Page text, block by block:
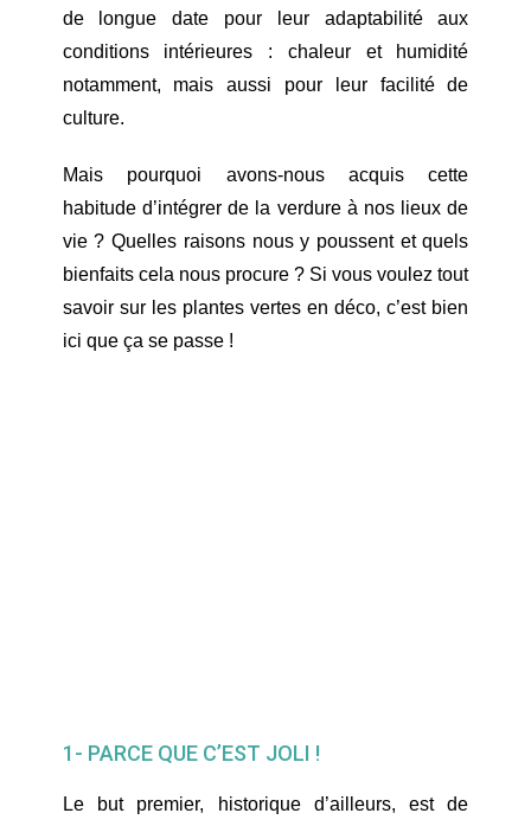
de longue date pour leur adaptabilité aux
conditions intérieures : chaleur et humidité
notamment, mais aussi pour leur facilité de
culture.
Mais pourquoi avons-nous acquis cette
habitude d’intégrer de la verdure à nos lieux de
vie ? Quelles raisons nous y poussent et quels
bienfaits cela nous procure ? Si vous voulez tout
savoir sur les plantes vertes en déco, c’est bien
ici que ça se passe !
1- PARCE QUE C’EST JOLI !
Le but premier, historique d’ailleurs, est de